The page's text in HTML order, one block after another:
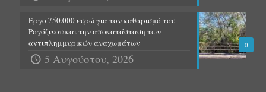
0
Έργο 750.000 ευρώ για τον καθαρισμό του
Ρογόζινου και την αποκατάσταση των
αντιπλημμυρικών αναχωμάτων
5 Αυγούστου, 2026